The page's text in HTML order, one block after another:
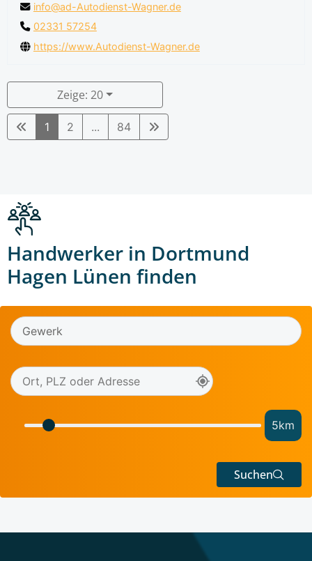
info@ad-Autodienst-Wagner.de
02331 57254
https://www.Autodienst-Wagner.de
Zeige: 20
1 2 ... 84
Handwerker in Dortmund
Hagen Lünen finden
5km
Suchen